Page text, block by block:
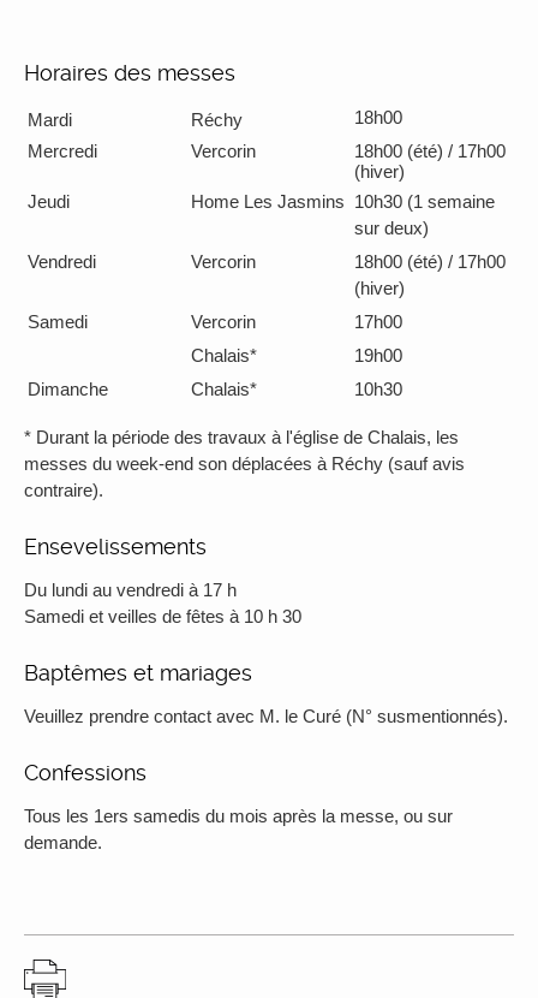
Horaires des messes
Mardi Réchy
18h00
Mercredi
Vercorin
18h00 (été) / 17h00
(hiver)
Jeudi
Home Les Jasmins 10h30 (1 semaine
sur deux)
Vendredi
Vercorin
18h00 (été) / 17h00
(hiver)
Samedi
Vercorin
17h00
Chalais*
19h00
Dimanche
Chalais* 10h30
* Durant la période des travaux à l'église de Chalais, les
messes du week-end son déplacées à Réchy (sauf avis
contraire).
Ensevelissements
Du lundi au vendredi à 17 h
Samedi et veilles de fêtes à 10 h 30
Baptêmes et mariages
Veuillez prendre contact avec M. le Curé (N° susmentionnés).
Confessions
Tous les 1ers samedis du mois après la messe, ou sur
demande.